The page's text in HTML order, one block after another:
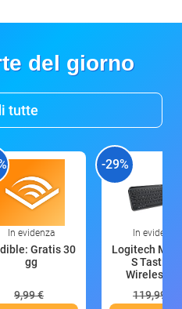
del giorno
tutte
In evidenza
Gratis 30
gg
9,99 €
-29%
In evidenza
Logitech MX
S Tastiera
Wireless
119,99 €